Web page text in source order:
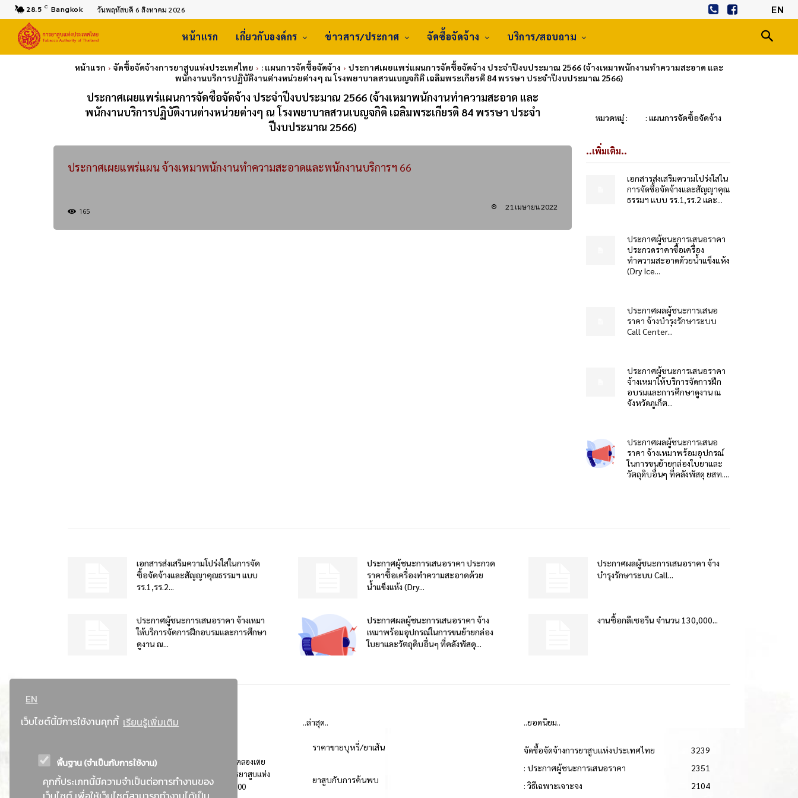
EN
เว็บไซต์นี้มีการใช้งานคุกกี้ เรียนรู้เพิ่มเติม
พื้นฐาน (จำเป็นกับการใช้งาน)
คุกกี้ประเภทนี้มีความจำเป็นต่อการทำงานของ
28.5 C Bangkok วันพฤหัสบดี 6 สิงหาคม 2026 EN
หน้าแรก เกี่ยวกับองค์กร ข่าวสาร/ประกาศ จัดซื้อจัดจ้าง บริการ/สอบถาม
หน้าแรก จัดซื้อจัดจ้างการยาสูบแห่งประเทศไทย : แผนการจัดซื้อจัดจ้าง
ประกาศเผยแพร่แผนการจัดซื้อจัดจ้าง ประจำปีงบประมาณ 2566 (จ้างเหมาพนักงานทำความสะอาด และ
พนักงานบริการปฏิบัติงานต่างหน่วยต่างๆ ณ โรงพยาบาลสวนเบญจกิติ เฉลิมพระเกียรติ 84 พรรษา ประจำปีงบประมาณ 2566)
ประกาศเผยแพร่แผนการจัดซื้อจัดจ้าง ประจำปีงบประมาณ 2566 (จ้างเหมาพนักงานทำความสะอาด และ
พนักงานบริการปฏิบัติงานต่างหน่วยต่างๆ ณ โรงพยาบาลสวนเบญจกิติ เฉลิมพระเกียรติ 84 พรรษา ประจำ
ปีงบประมาณ 2566)
หมวดหมู่ : : แผนการจัดซื้อจัดจ้าง
ประกาศเผยแพร่แผน จ้างเหมาพนักงานทำความสะอาดและพนักงานบริการฯ 66
165 21 เมษายน 2022
..เพิ่มเติม..
เอกสารส่งเสริมความโปร่งใสใน
การจัดซื้อจัดจ้างและสัญญาคุณ
ธรรมฯ แบบ รร.1,รร.2 และ...
ประกาศผู้ชนะการเสนอราคา
ประกวดราคาซื้อเครื่อง
ทำความสะอาดด้วยน้ำแข็งแห้ง
(Dry Ice...
ประกาศผลผู้ชนะการเสนอ
ราคา จ้างบำรุงรักษาระบบ
Call Center...
ประกาศผู้ชนะการเสนอราคา
จ้างเหมาให้บริการจัดการฝึก
อบรมและการศึกษาดูงาน ณ
จังหวัดภูเก็ต...
ประกาศผลผู้ชนะการเสนอ
ราคา จ้างเหมาพร้อมอุปกรณ์
ในการขนย้ายกล่องใบยาและ
วัตถุดิบอื่นๆ ที่คลังพัสดุ ยสท....
เอกสารส่งเสริมความโปร่งใสในการจัด
ซื้อจัดจ้างและสัญญาคุณธรรมฯ แบบ
รร.1,รร.2...
ประกาศผู้ชนะการเสนอราคา ประกวด
ราคาซื้อเครื่องทำความสะอาดด้วย
น้ำแข็งแห้ง (Dry...
ประกาศผลผู้ชนะการเสนอราคา จ้าง
บำรุงรักษาระบบ Call...
ประกาศผู้ชนะการเสนอราคา จ้างเหมา
ให้บริการจัดการฝึกอบรมและการศึกษา
ดูงาน ณ...
ประกาศผลผู้ชนะการเสนอราคา จ้าง
เหมาพร้อมอุปกรณ์ในการขนย้ายกล่อง
ใบยาและวัตถุดิบอื่นๆ ที่คลังพัสดุ...
งานซื้อกลีเซอรีน จำนวน 130,000...
ที่อยู่ : 184 ถนนพระรามที่ 4 แขวงคลองเตย เขตคลองเตย
กรุงเทพมหานคร 10110 ติดต่อประชาสัมพันธ์ การยาสูบแห่ง
ประเทศไทย Call center โทร. 0-2229-1000
..ล่าสุด..
ราคาขายบุหรี่/ยาเส้น
ยาสูบกับการค้นพบ
..ยอดนิยม..
จัดซื้อจัดจ้างการยาสูบแห่งประเทศไทย
3239
: ประกาศผู้ชนะการเสนอราคา
2351
: วิธีเฉพาะเจาะจง
2104